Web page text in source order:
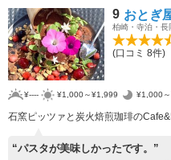
9 おとぎ
柏崎・寺泊・長
(口コミ 8件)
¥---- ¥1,000～¥1,999 ¥1,000
石窯ピッツァと炭火焙煎珈琲の
“パスタが美味しかったです。”